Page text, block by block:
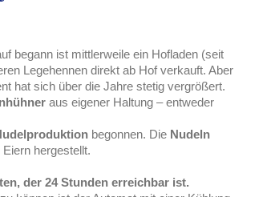
begann ist mittlerweile ein Hofladen (seit
Legehennen direkt ab Hof verkauft. Aber
hat sich über die Jahre stetig vergrößert.
aus eigener Haltung – entweder
begonnen. Die Nudeln
hergestellt.
der 24 Stunden erreichbar ist.